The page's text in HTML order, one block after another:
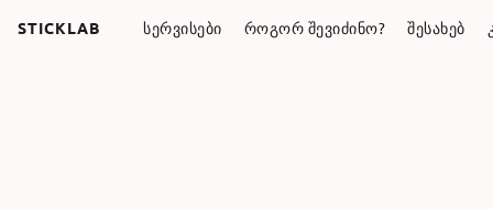
STICKLAB ᲡᲔᲠᲕᲘᲡᲔᲑᲘ ᲠᲝᲒᲝᲠ ᲨᲔᲕᲘᲫᲘᲜᲝ? ᲨᲔᲡᲐᲮᲔᲑ